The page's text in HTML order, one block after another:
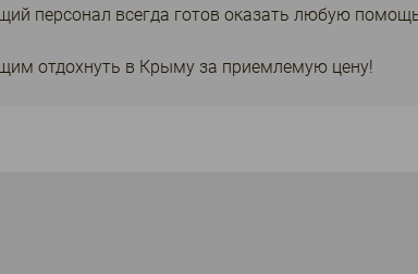
персонал всегда готов оказать любую
отдохнуть в Крыму за приемлемую цену!